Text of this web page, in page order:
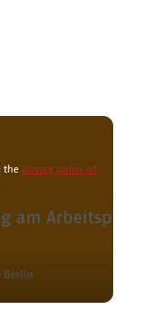
the privacy policy of